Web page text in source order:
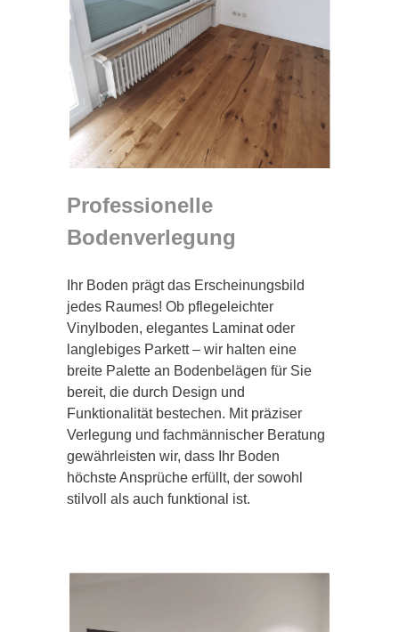
Professionelle
Bodenverlegung
Ihr Boden prägt das Erscheinungsbild
jedes Raumes! Ob pflegeleichter
Vinylboden, elegantes Laminat oder
langlebiges Parkett – wir halten eine
breite Palette an Bodenbelägen für Sie
bereit, die durch Design und
Funktionalität bestechen. Mit präziser
Verlegung und fachmännischer Beratung
gewährleisten wir, dass Ihr Boden
höchste Ansprüche erfüllt, der sowohl
stilvoll als auch funktional ist.